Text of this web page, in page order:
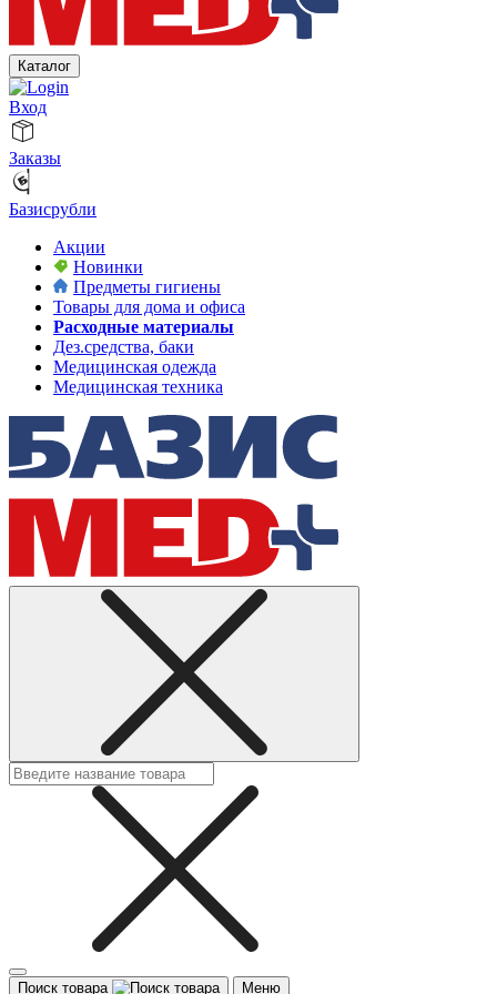
Каталог
Вход
Заказы
Базисрубли
Акции
Новинки
Предметы гигиены
Товары для дома и офиса
Расходные материалы
Дез.средства, баки
Медицинская одежда
Медицинская техника
Поиск товара Меню